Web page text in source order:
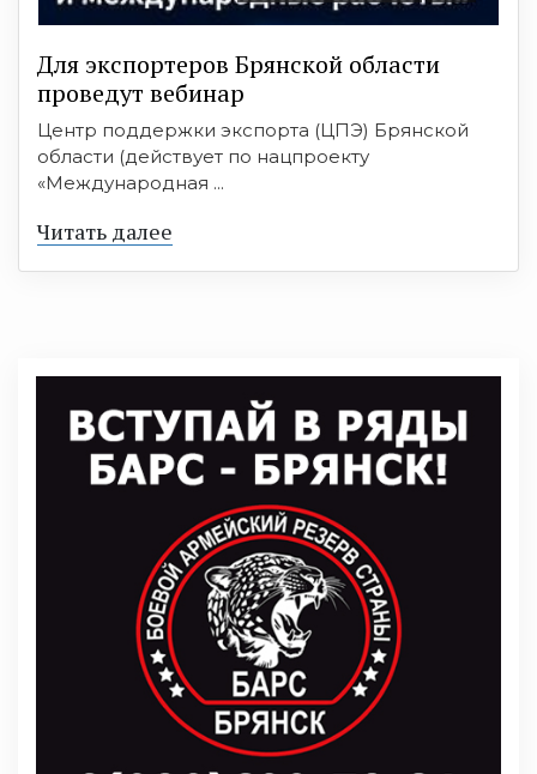
Для экспортеров Брянской области
проведут вебинар
Центр поддержки экспорта (ЦПЭ) Брянской
области (действует по нацпроекту
«Международная ...
Читать далее